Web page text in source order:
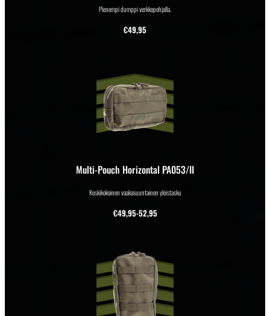
Pienempi dumppi verkkopohjalla.
€49,95
Multi-Pouch Horizontal PA053/II
Keskikokoinen vaakasuuntainen yleistasku
€49,95-52,95